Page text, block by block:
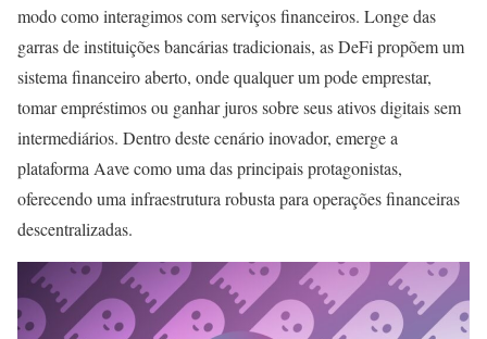
modo como interagimos com serviços financeiros. Longe das
garras de instituições bancárias tradicionais, as DeFi propõem um
sistema financeiro aberto, onde qualquer um pode emprestar,
tomar empréstimos ou ganhar juros sobre seus ativos digitais sem
intermediários. Dentro deste cenário inovador, emerge a
plataforma Aave como uma das principais protagonistas,
oferecendo uma infraestrutura robusta para operações financeiras
descentralizadas.